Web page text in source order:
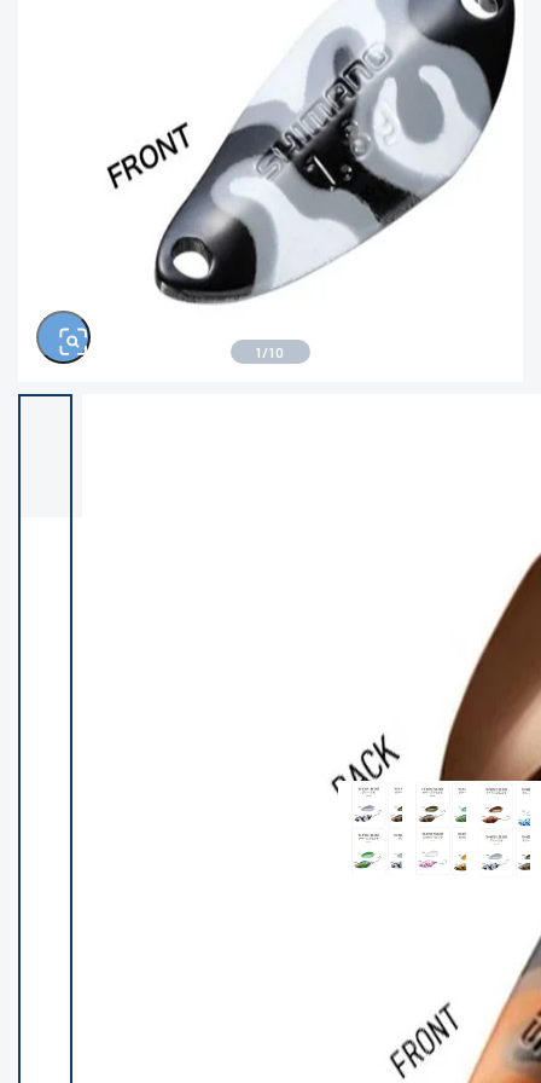
※ルアー、エギ、雑品、その他につきましては
ランク表記はございません。 状態は写真にてご
確認ください。
1 /10